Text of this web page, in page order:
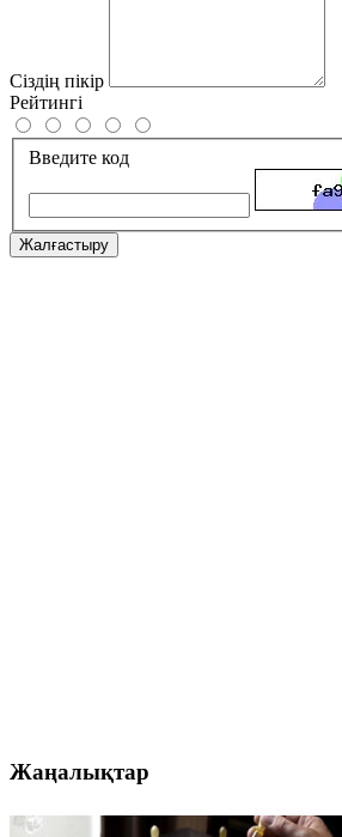
Сіздің пікір
Рейтингі
Введите код
Жалғастыру
Жаңалықтар